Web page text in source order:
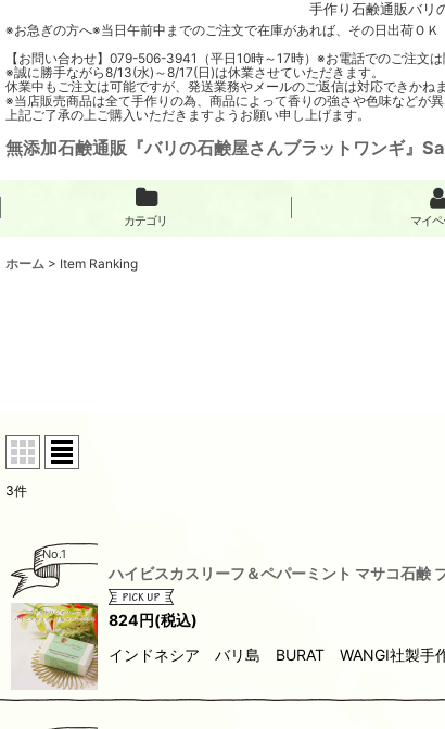
手作り石鹸通販バリ
※お急ぎの方へ※当日午前中までのご注文で在庫があれば、その日出荷ＯＫ
【お問い合わせ】079-506-3941（平日10時～17時）※お電話でのご注文
※誠に勝手ながら8/13(水)～8/17(日)は休業させていただきます。
休業中もご注文は可能ですが、発送業務やメールのご返信は対応できかね
※当店販売商品は全て手作りの為、商品によって香りの強さや色味などが異
上記ご了承の上ご購入いただきますようお願い申し上げます。
無添加石鹸通販『バリの石鹸屋さんブラットワンギ』
カテゴリ マイ
ホーム > Item Ranking
3件
No.1
ハイビスカスリーフ＆ペパーミント マサコ石鹸
824円(税込)
インドネシア バリ島 BURAT WANGI社製手作